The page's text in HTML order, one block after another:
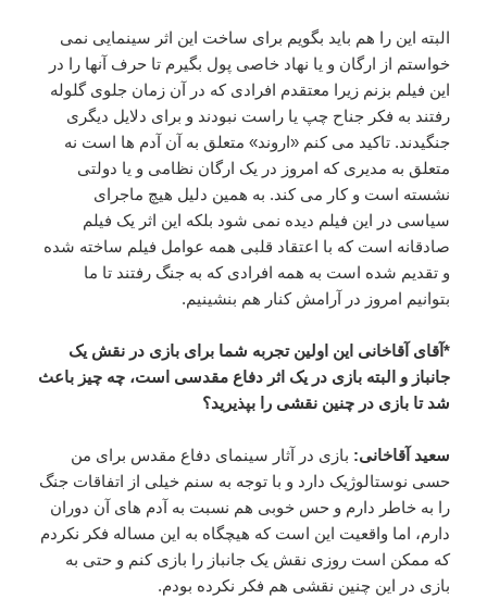
البته این را هم باید بگویم برای ساخت این اثر سینمایی نمی
خواستم از ارگان و یا نهاد خاصی پول بگیرم تا حرف آنها را در
این فیلم بزنم زیرا معتقدم افرادی که در آن زمان جلوی گلوله
رفتند به فکر جناح چپ یا راست نبودند و برای دلایل دیگری
جنگیدند. تاکید می کنم «اروند» متعلق به آن آدم ها است نه
متعلق به مدیری که امروز در یک ارگان نظامی و یا دولتی
نشسته است و کار می کند. به همین دلیل هیچ ماجرای
سیاسی در این فیلم دیده نمی شود بلکه این اثر یک فیلم
صادقانه است که با اعتقاد قلبی همه عوامل فیلم ساخته شده
و تقدیم شده است به همه افرادی که به جنگ رفتند تا ما
بتوانیم امروز در آرامش کنار هم بنشینیم.
*آقای آقاخانی این اولین تجربه شما برای بازی در نقش یک
جانباز و البته بازی در یک اثر دفاع مقدسی است، چه چیز باعث
شد تا بازی در چنین نقشی را بپذیرید؟
سعید آقاخانی: بازی در آثار سینمای دفاع مقدس برای من
حسی نوستالوژیک دارد و با توجه به سنم خیلی از اتفاقات جنگ
را به خاطر دارم و حس خوبی هم نسبت به آدم های آن دوران
دارم، اما واقعیت این است که هیچگاه به این مساله فکر نکردم
که ممکن است روزی نقش یک جانباز را بازی کنم و حتی به
بازی در این چنین نقشی هم فکر نکرده بودم.